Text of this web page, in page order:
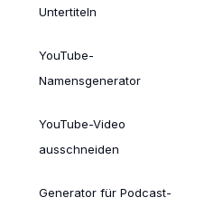
Untertiteln
YouTube-
Namensgenerator
YouTube-Video
ausschneiden
Generator für Podcast-